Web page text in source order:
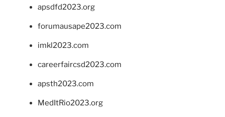
apsdfd2023.org
forumausape2023.com
imkl2023.com
careerfaircsd2023.com
apsth2023.com
MedItRio2023.org